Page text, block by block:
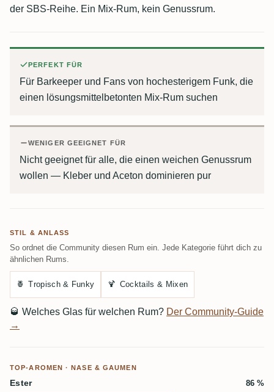
der SBS-Reihe. Ein Mix-Rum, kein Genussrum.
PERFEKT FÜR
Für Barkeeper und Fans von hochesterigem Funk, die
einen lösungsmittelbetonten Mix-Rum suchen
WENIGER GEEIGNET FÜR
Nicht geeignet für alle, die einen weichen Genussrum
wollen — Kleber und Aceton dominieren pur
STIL & ANLASS
So ordnet die Community diesen Rum ein. Jede Kategorie führt dich zu
ähnlichen Rums.
🍍 Tropisch & Funky 🍹 Cocktails & Mixen
🥃 Welches Glas für welchen Rum? Der Community-Guide
→
TOP-AROMEN · NASE & GAUMEN
Ester 86 %